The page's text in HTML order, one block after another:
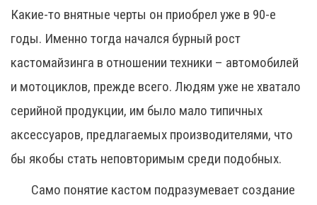
Какие-то внятные черты он приобрел уже в 90-е
годы. Именно тогда начался бурный рост
кастомайзинга в отношении техники – автомобилей
и мотоциклов, прежде всего. Людям уже не хватало
серийной продукции, им было мало типичных
аксессуаров, предлагаемых производителями, что
бы якобы стать неповторимым среди подобных.
Само понятие кастом подразумевает создание